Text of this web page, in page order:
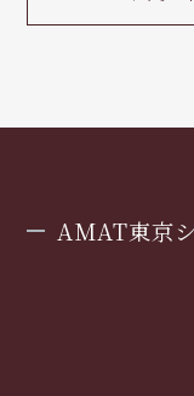
AMAT東京